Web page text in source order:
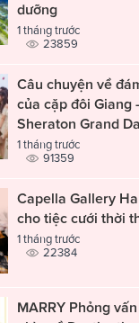
dưỡng
1 tháng trước
23859
Câu chuyện về
của cặp đôi Giang
Sheraton Grand
1 tháng trước
91359
Capella Gallery
cho tiệc cưới thời
1 tháng trước
22384
MARRY Phỏng